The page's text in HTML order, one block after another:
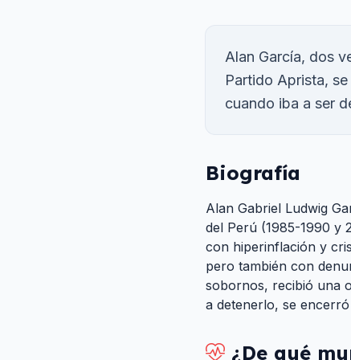
Alan García, dos
Partido Aprista,
cuando iba a ser
Biografía
Alan Gabriel Ludwig
del Perú (1985-1990 y
con hiperinflación y
pero también con
sobornos, recibió una
a detenerlo, se
¿De qué